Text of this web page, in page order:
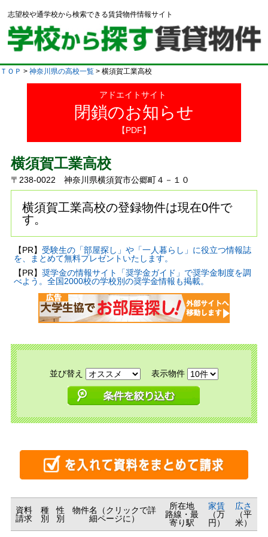
志望校や通学校から検索できる賃貸物件情報サイト
ＴＯＰ > 神奈川県の高校一覧 > 横須賀工業高校
アドエイトサイト
閉鎖のお知らせ
【PDF】
横須賀工業高校
〒238-0022 神奈川県横須賀市公郷町４－１０
横須賀工業高校の登録物件は現在0件で
す。
【PR】 受験生の「部屋探し」や「一人暮らし」に役立つ情報誌
を、まとめて無料プレゼントいたします。
【PR】 奨学金の情報サイト「奨学金ガイド」で奨学金制度を調
べよう。全国2000校の学校別の奨学金情報も掲載。
並び替え 表示物件
資料
請求
種
別
性
別
物件名（クリックで詳
細ページに）
所在地
路線・最
寄り駅
家賃
（万
円）
広さ
（平
米）